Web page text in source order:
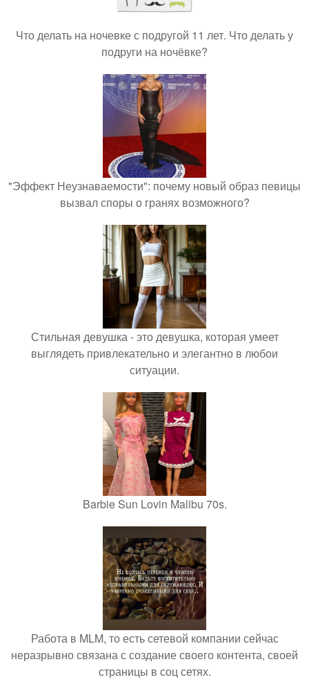
Что делать на ночевке с подругой 11 лет. Что делать у
подруги на ночёвке?
"Эффект Неузнаваемости": почему новый образ певицы
вызвал споры о гранях возможного?
Стильная девушка - это девушка, которая умеет
выглядеть привлекательно и элегантно в любои
ситуации.
Barbie Sun Lovin Malibu 70s.
Работа в MLM, то есть сетевой компании сейчас
неразрывно связана с создание своего контента, своей
страницы в соц сетях.